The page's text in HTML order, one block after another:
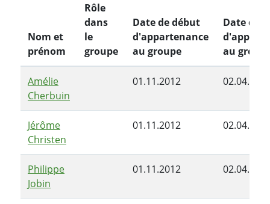
Nom et
prénom
Rôle
dans
le
groupe
Date de début
d'appartenance
au groupe
Date de
au
Amélie
Cherbuin
01.11.2012
Jérôme
Christen
01.11.2012
Philippe
Jobin
01.11.2012